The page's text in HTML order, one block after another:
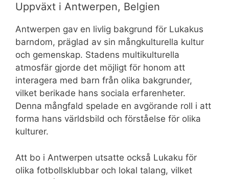
Uppväxt i Antwerpen, Belgien
Antwerpen gav en livlig bakgrund för Lukakus
barndom, präglad av sin mångkulturella kultur
och gemenskap. Stadens multikulturella
atmosfär gjorde det möjligt för honom att
interagera med barn från olika bakgrunder,
vilket berikade hans sociala erfarenheter.
Denna mångfald spelade en avgörande roll i att
forma hans världsbild och förståelse för olika
kulturer.
Att bo i Antwerpen utsatte också Lukaku för
olika fotbollsklubbar och lokal talang, vilket